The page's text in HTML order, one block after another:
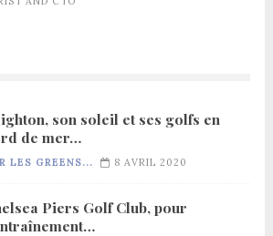
son soleil et ses golfs en
de mer…
LES GREENS... 8 AVRIL 2020
Piers Golf Club, pour